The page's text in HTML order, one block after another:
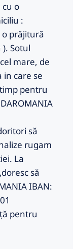
o
:
o prăjitură
Sotul
mare, de
in care se
pentru
să
rugam
La
să
IBAN:
pentru